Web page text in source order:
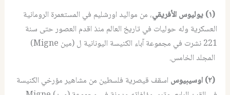
(١) يوليوس الأفريقي
، من مواليد اورشليم في المستعمرة الرومانية
العسكرية وله حوليات في تاريخ العالم منذ اقدم العصور حتى سنة
221 نشرت في مجموعة آباء الكنيسة اليونانية ل (مين Migne)
المجلد الخامس.
(٢) اوسيبيوس
اسقف قيصرية فلسطين من مشاهير مؤرخي الكنيسة